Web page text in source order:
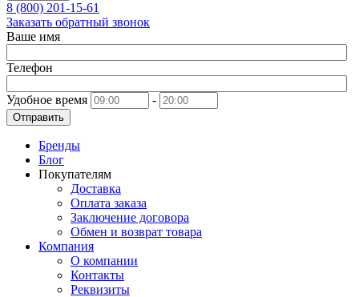
8 (800) 201-15-61
Заказать обратный звонок
Ваше имя
Телефон
Удобное время -
Отправить
Бренды
Блог
Покупателям
Доставка
Оплата заказа
Заключение договора
Обмен и возврат товара
Компания
О компании
Контакты
Реквизиты